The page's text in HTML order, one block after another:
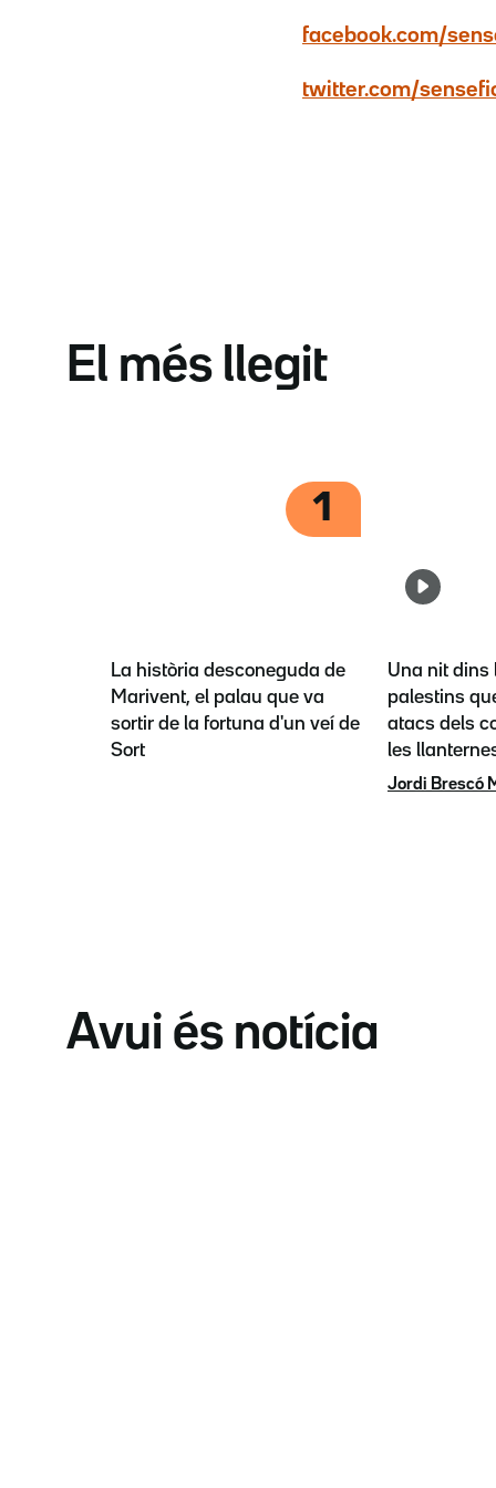
facebook.com/
twitter.com/
El més llegit
1
La història desconeguda de
Marivent, el palau que va
sortir de la fortuna d'un veí de
Sort
Una nit dins
palestins
atacs dels
les
Jordi Brescó
Avui és notícia